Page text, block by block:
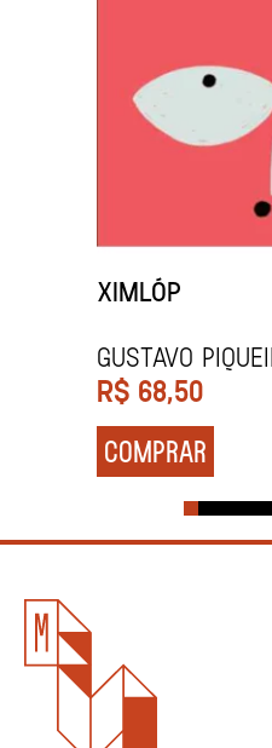
XIMLÓP
Gustavo
R$ 68,50
COMPRAR